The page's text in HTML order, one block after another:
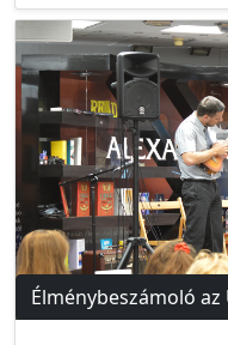
Élménybeszámoló